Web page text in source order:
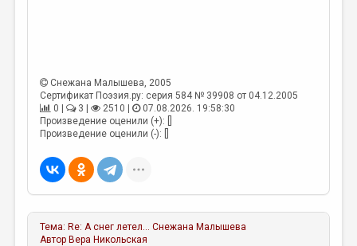
СТРАНИЦЫ ПАМЯТИ
ОБЪЯВЛЕНИЯ
РЕДКОЛЛЕГИЯ
МАЛАЯ ПРОЗА
Снежана Малышева, 2005
Сертификат Поэзия.ру: серия 584 № 39908 от 04.12.2005
0 |
3 | 2510 |
07.08.2026. 19:58:30
Произведение оценили (+): []
Произведение оценили (-): []
Тема: Re: А снег летел... Снежана Малышева
Автор Вера Никольская